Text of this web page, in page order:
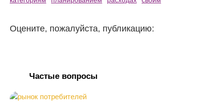
Оцените, пожалуйста, публикацию:
Частые вопросы